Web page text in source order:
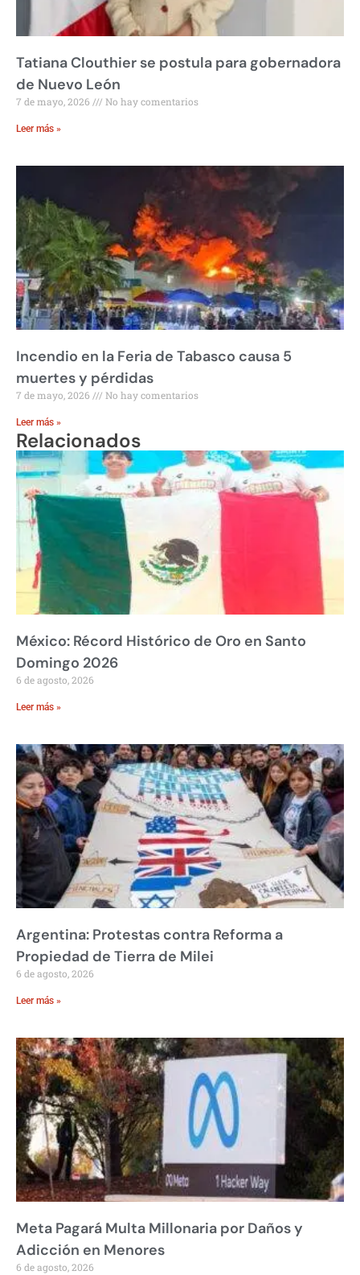
Tatiana Clouthier se postula para gobernadora
de Nuevo León
7 de mayo, 2026 No hay comentarios
Leer más »
Incendio en la Feria de Tabasco causa 5
muertes y pérdidas
7 de mayo, 2026 No hay comentarios
Leer más »
Relacionados
México: Récord Histórico de Oro en Santo
Domingo 2026
6 de agosto, 2026
Leer más »
Argentina: Protestas contra Reforma a
Propiedad de Tierra de Milei
6 de agosto, 2026
Leer más »
Meta Pagará Multa Millonaria por Daños y
Adicción en Menores
6 de agosto, 2026